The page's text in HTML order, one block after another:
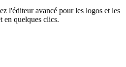
l'éditeur avancé pour les logos et les
en quelques clics.